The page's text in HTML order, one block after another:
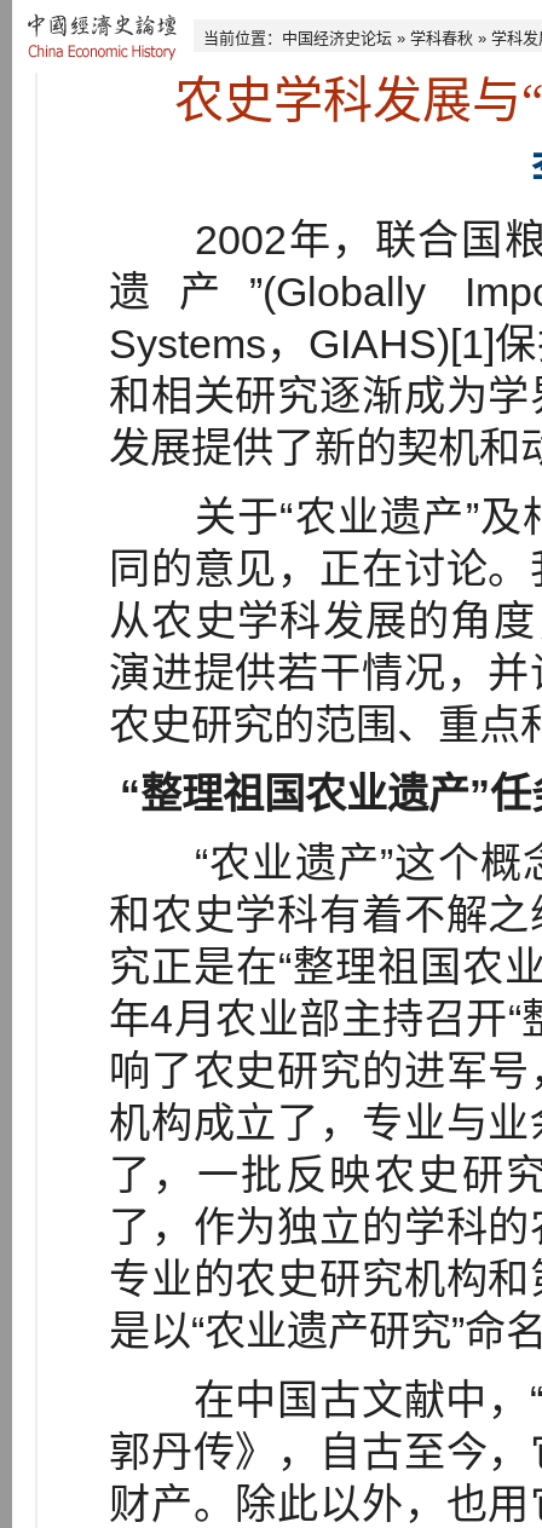
当前位置： 中国经济史论坛 » 学科春秋 » 学科发
农史学科发展与
2002年，联合国粮
遗产”(Globally
Systems，GIAHS)[1]
和相关研究逐渐成为
发展提供了新的契机和
关于“农业遗产”及
同的意见，正在讨论
从农史学科发展的角
演进提供若干情况，
农史研究的范围、重点
“整理祖国农业遗产”
“农业遗产”这个概
和农史学科有着不解
究正是在“整理祖国农
年4月农业部主持召开“
响了农史研究的进军
机构成立了，专业与
了，一批反映农史研
了，作为独立的学科
专业的农史研究机构
是以“农业遗产研究”命
在中国古文献中，“
郭丹传》，自古至今
财产。除此以外，也